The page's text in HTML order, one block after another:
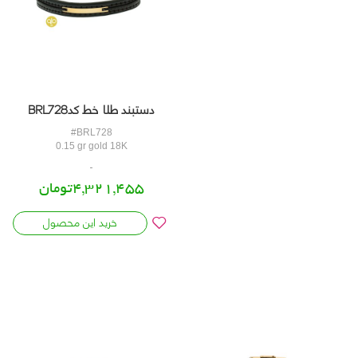
دستبند طلا خط کدBRL728
#BRL728
0.15 gr gold 18K
4,321,455تومان
خرید این محصول